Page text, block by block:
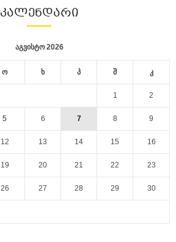
ᲙᲐᲚᲔᲜᲓᲐᲠᲘ
აგვისტო 2026
ო ხ პ შ კ
1 2
5 6 7 8 9
12 13 14 15 16
19 20 21 22 23
26 27 28 29 30